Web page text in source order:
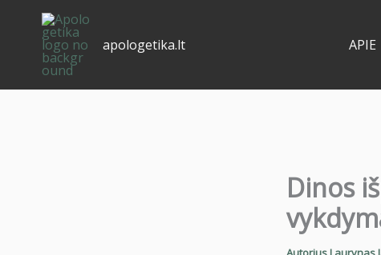
apologetika.lt APIE
Dinos